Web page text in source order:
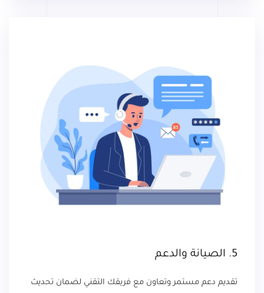
5. الصيانة والدعم
تقديم دعم مستمر وتعاون مع فريقك التقني لضمان تحديث